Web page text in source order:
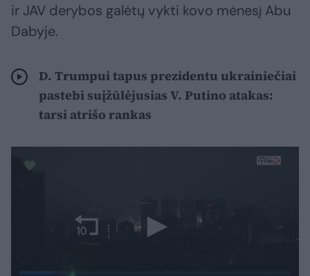
ir JAV derybos galėtų vykti kovo mėnesį Abu
Dabyje.
D. Trumpui tapus prezidentu ukrainiečiai
pastebi suįžūlėjusias V. Putino atakas:
tarsi atrišo rankas